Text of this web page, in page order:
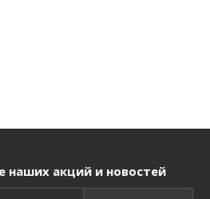
наших акций и новостей